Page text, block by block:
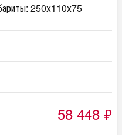
250x110x75​
58 448 ₽